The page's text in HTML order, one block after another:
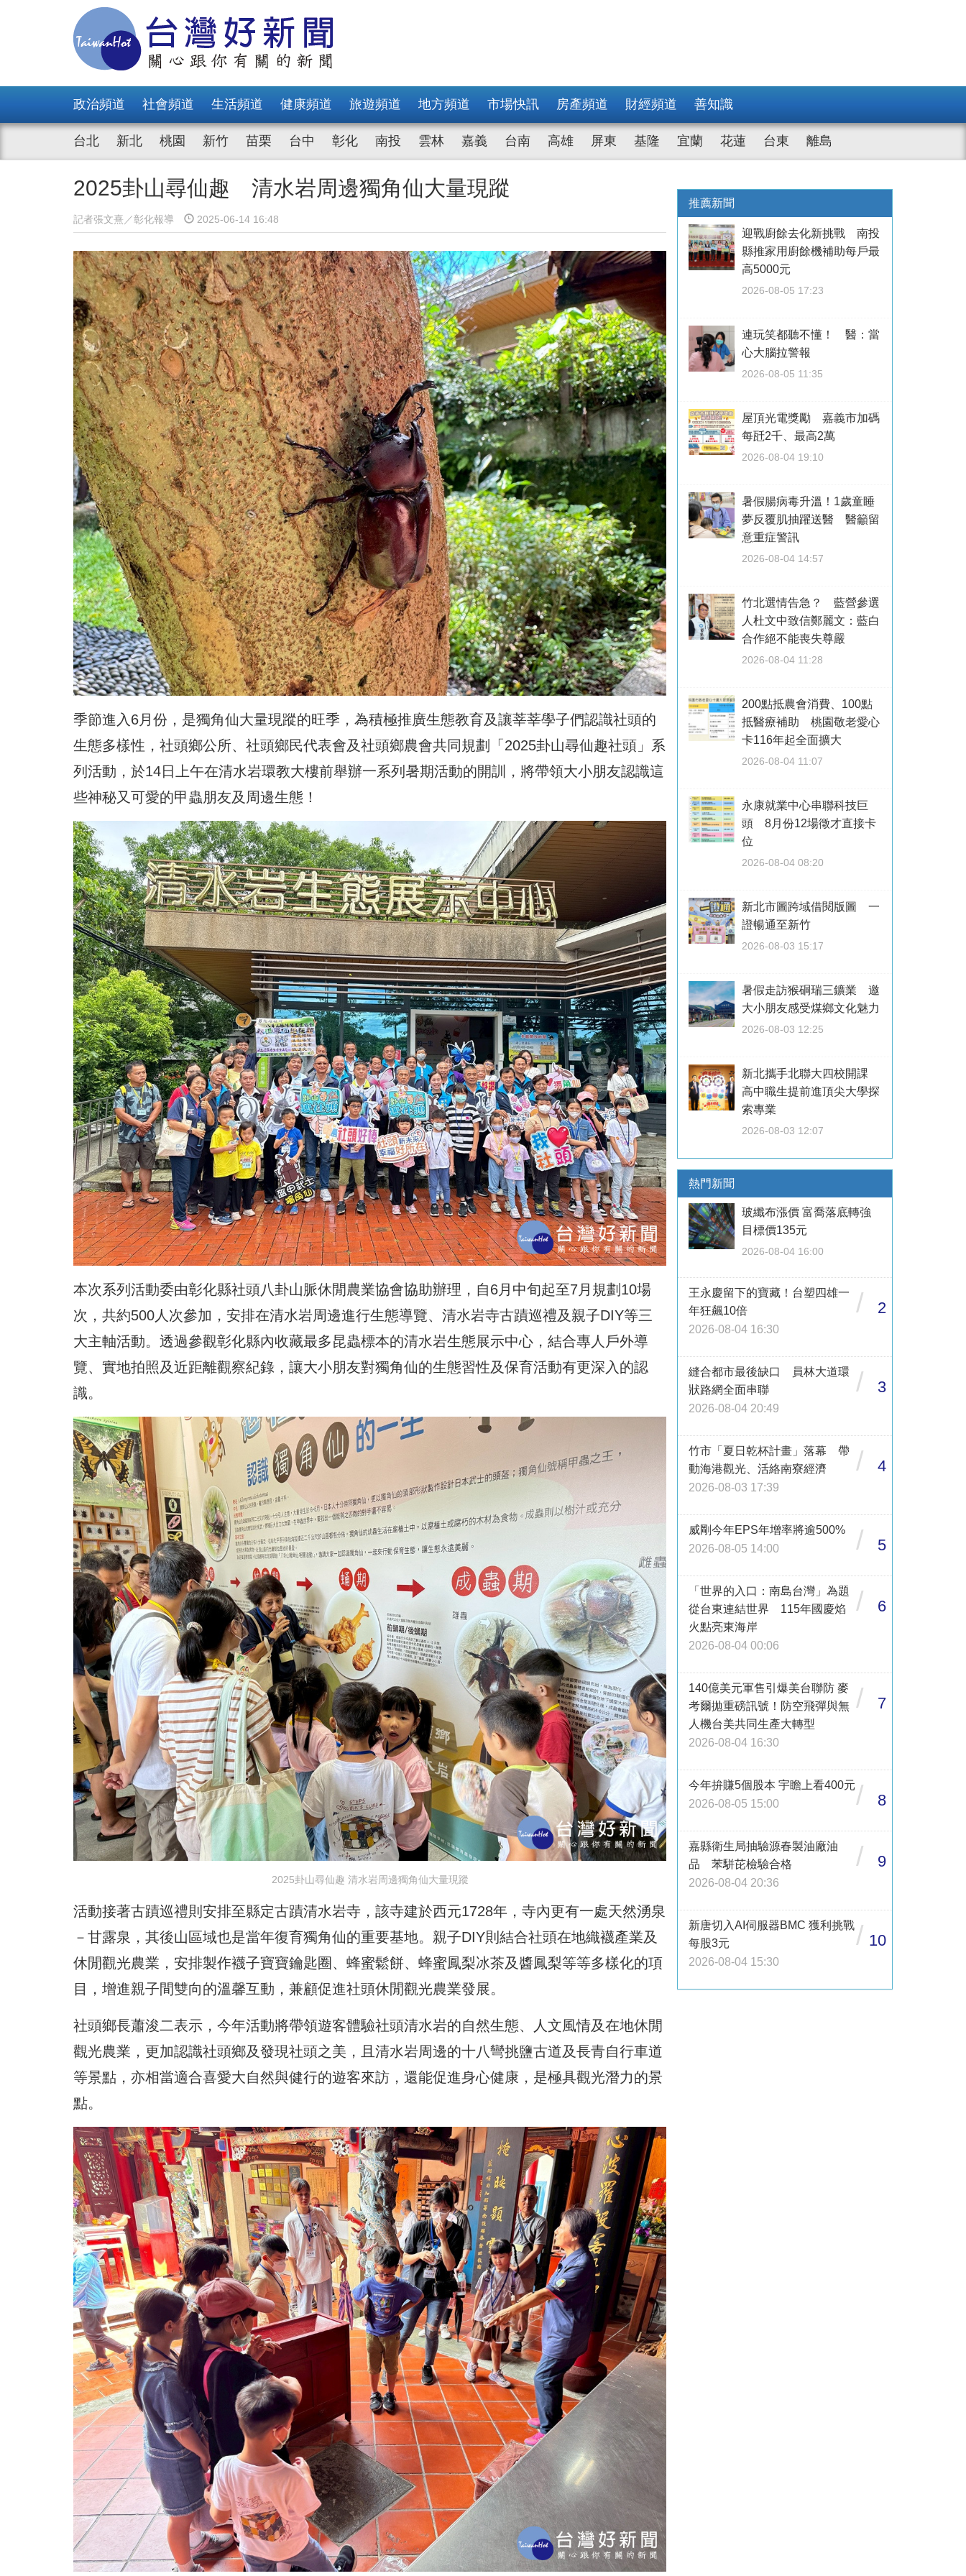
政治頻道 社會頻道 生活頻道 健康頻道 旅遊頻道 地方頻道 市場快訊 房產頻道 財經頻道 善知識
台北 新北 桃園 新竹 苗栗 台中 彰化 南投 雲林 嘉義 台南 高雄 屏東 基隆 宜蘭 花蓮 台東 離島
2025卦山尋仙趣 清水岩周邊獨角仙大量現蹤
記者張文熹／彰化報導 2025-06-14 16:48
季節進入6月份，是獨角仙大量現蹤的旺季，為積極推廣生態教育及讓莘莘學子們認識社頭的
生態多樣性，社頭鄉公所、社頭鄉民代表會及社頭鄉農會共同規劃「2025卦山尋仙趣社頭」系
列活動，於14日上午在清水岩環教大樓前舉辦一系列暑期活動的開訓，將帶領大小朋友認識這
些神秘又可愛的甲蟲朋友及周邊生態！
本次系列活動委由彰化縣社頭八卦山脈休閒農業協會協助辦理，自6月中旬起至7月規劃10場
次，共約500人次參加，安排在清水岩周邊進行生態導覽、清水岩寺古蹟巡禮及親子DIY等三
大主軸活動。透過參觀彰化縣內收藏最多昆蟲標本的清水岩生態展示中心，結合專人戶外導
覽、實地拍照及近距離觀察紀錄，讓大小朋友對獨角仙的生態習性及保育活動有更深入的認
識。
2025卦山尋仙趣 清水岩周邊獨角仙大量現蹤
活動接著古蹟巡禮則安排至縣定古蹟清水岩寺，該寺建於西元1728年，寺內更有一處天然湧泉
－甘露泉，其後山區域也是當年復育獨角仙的重要基地。親子DIY則結合社頭在地織襪產業及
休閒觀光農業，安排製作襪子寶寶鑰匙圈、蜂蜜鬆餅、蜂蜜鳳梨冰茶及醬鳳梨等等多樣化的項
目，增進親子間雙向的溫馨互動，兼顧促進社頭休閒觀光農業發展。
社頭鄉長蕭浚二表示，今年活動將帶領遊客體驗社頭清水岩的自然生態、人文風情及在地休閒
觀光農業，更加認識社頭鄉及發現社頭之美，且清水岩周邊的十八彎挑鹽古道及長青自行車道
等景點，亦相當適合喜愛大自然與健行的遊客來訪，還能促進身心健康，是極具觀光潛力的景
點。
推薦新聞
迎戰廚餘去化新挑戰 南投
縣推家用廚餘機補助每戶最
高5000元
2026-08-05 17:23
連玩笑都聽不懂！ 醫：當
心大腦拉警報
2026-08-05 11:35
屋頂光電獎勵 嘉義市加碼
每瓩2千、最高2萬
2026-08-04 19:10
暑假腸病毒升溫！1歲童睡
夢反覆肌抽躍送醫 醫籲留
意重症警訊
2026-08-04 14:57
竹北選情告急？ 藍營參選
人杜文中致信鄭麗文：藍白
合作絕不能喪失尊嚴
2026-08-04 11:28
200點抵農會消費、100點
抵醫療補助 桃園敬老愛心
卡116年起全面擴大
2026-08-04 11:07
永康就業中心串聯科技巨
頭 8月份12場徵才直接卡
位
2026-08-04 08:20
新北市圖跨域借閱版圖 一
證暢通至新竹
2026-08-03 15:17
暑假走訪猴硐瑞三鑛業 邀
大小朋友感受煤鄉文化魅力
2026-08-03 12:25
新北攜手北聯大四校開課
高中職生提前進頂尖大學探
索專業
2026-08-03 12:07
熱門新聞
玻纖布漲價 富喬落底轉強
目標價135元
2026-08-04 16:00
王永慶留下的寶藏！台塑四雄一
年狂飆10倍
2026-08-04 16:30
/ 2
縫合都市最後缺口 員林大道環
狀路網全面串聯
2026-08-04 20:49
/ 3
竹市「夏日乾杯計畫」落幕 帶
動海港觀光、活絡南寮經濟
2026-08-03 17:39
/ 4
威剛今年EPS年增率將逾500%
2026-08-05 14:00
/ 5
「世界的入口：南島台灣」為題
從台東連結世界 115年國慶焰
火點亮東海岸
2026-08-04 00:06
/ 6
140億美元軍售引爆美台聯防 麥
考爾拋重磅訊號！防空飛彈與無
人機台美共同生產大轉型
2026-08-04 16:30
/ 7
今年拚賺5個股本 宇瞻上看400元
2026-08-05 15:00
/ 8
嘉縣衛生局抽驗源春製油廠油
品 苯駢芘檢驗合格
2026-08-04 20:36
/ 9
新唐切入AI伺服器BMC 獲利挑戰
每股3元
2026-08-04 15:30
/ 10